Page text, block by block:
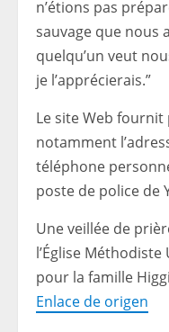
n’étions pas
sauvage que nous
quelqu’un veut
je l’apprécierais.”
Le site Web
notamment
téléphone
poste de police de
Une veillée de
l’Église
pour la famille
Enlace de origen